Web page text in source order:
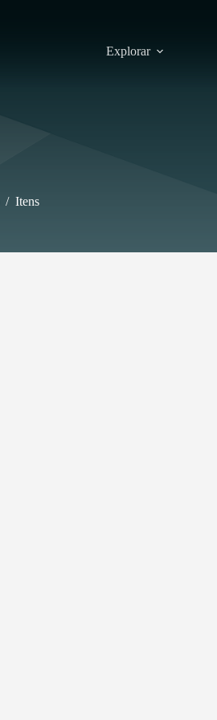
Explorar
/ Itens